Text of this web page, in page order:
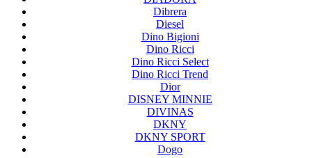
Dibrera
Diesel
Dino Bigioni
Dino Ricci
Dino Ricci Select
Dino Ricci Trend
Dior
DISNEY MINNIE
DIVINAS
DKNY
DKNY SPORT
Dogo